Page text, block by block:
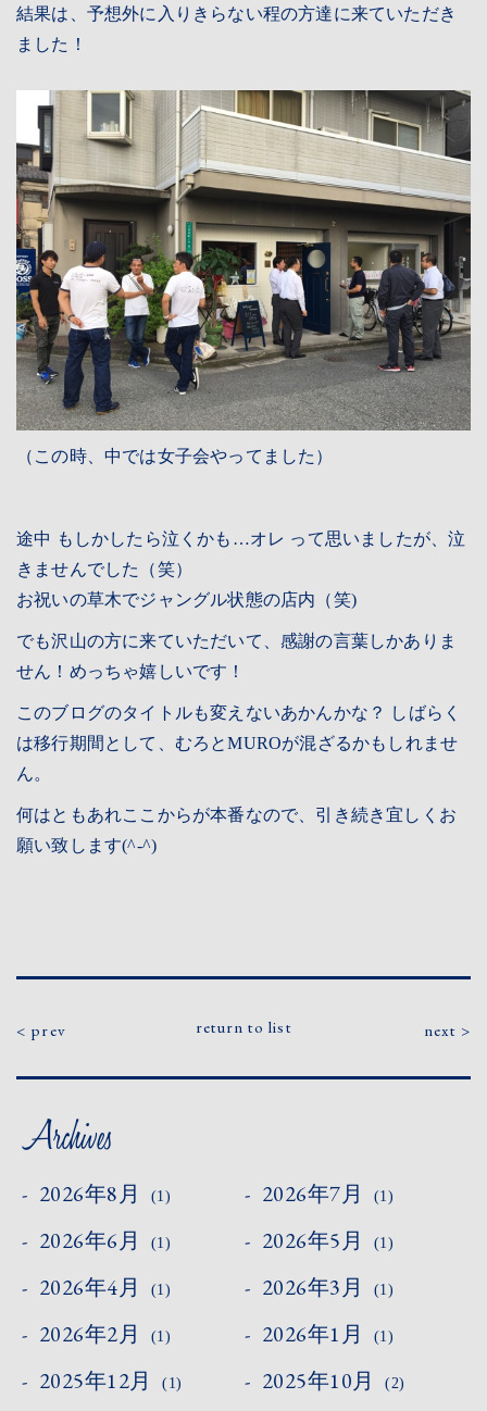
結果は、予想外に入りきらない程の方達に来ていただき
ました！
（この時、中では女子会やってました）
途中 もしかしたら泣くかも…オレ って思いましたが、泣
きませんでした（笑）
お祝いの草木でジャングル状態の店内（笑)
でも沢山の方に来ていただいて、感謝の言葉しかありま
せん！めっちゃ嬉しいです！
このブログのタイトルも変えないあかんかな？ しばらく
は移行期間として、むろとMUROが混ざるかもしれませ
ん。
何はともあれここからが本番なので、引き続き宜しくお
願い致します(^-^)
prev return to list next
2026年8月 (1) 2026年7月 (1)
2026年6月 (1) 2026年5月 (1)
2026年4月 (1) 2026年3月 (1)
2026年2月 (1) 2026年1月 (1)
2025年12月 (1) 2025年10月 (2)